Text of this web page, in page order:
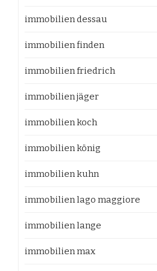
immobilien dessau
immobilien finden
immobilien friedrich
immobilien jäger
immobilien koch
immobilien könig
immobilien kuhn
immobilien lago maggiore
immobilien lange
immobilien max